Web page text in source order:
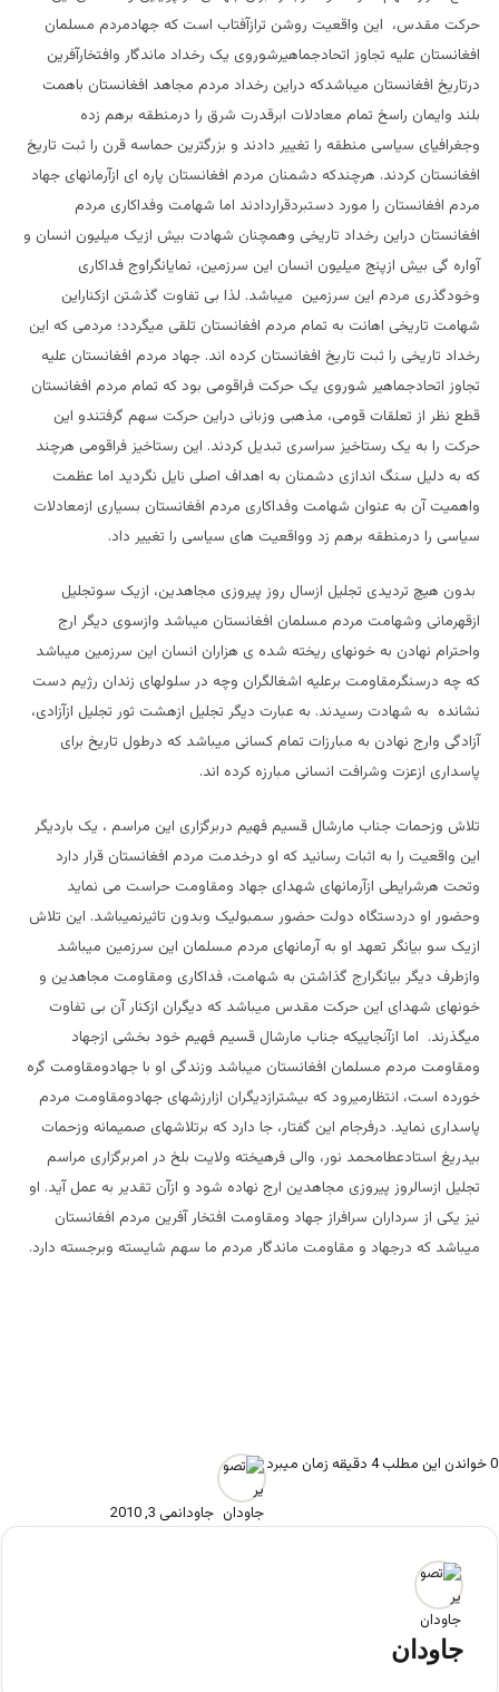
حرکت مقدس، این واقعیت روشن ترازآفتاب است که جهادمردم مسلمان
افغانستان علیه تجاوز اتحادجماهیرشوروی یک رخداد ماندگار وافتخارآفرین
درتاریخ افغانستان میباشدکه دراین رخداد مردم مجاهد افغانستان باهمت
بلند وایمان راسخ تمام معادلات ابرقدرت شرق را درمنطقه برهم زده
وجغرافیای سیاسی منطقه را تغییر دادند و بزرگترین حماسه قرن را ثبت تاریخ
افغانستان کردند. هرچندکه دشمنان مردم افغانستان پاره ای ازآرمانهای جهاد
مردم افغانستان را مورد دستبردقراردادند اما شهامت وفداکاری مردم
افغانستان دراین رخداد تاریخی وهمچنان شهادت بیش ازیک میلیون انسان و
آواره گی بیش ازپنج میلیون انسان این سرزمین، نمایانگراوج فداکاری
وخودگذری مردم این سرزمین میباشد. لذا بی تفاوت گذشتن ازکناراین
شهامت تاریخی اهانت به تمام مردم افغانستان تلقی میگردد؛ مردمی که این
رخداد تاریخی را ثبت تاریخ افغانستان کرده اند. جهاد مردم افغانستان علیه
تجاوز اتحادجماهیر شوروی یک حرکت فراقومی بود که تمام مردم افغانستان
قطع نظر از تعلقات قومی، مذهبی وزبانی دراین حرکت سهم گرفتندو این
حرکت را به یک رستاخیز سراسری تبدیل کردند. این رستاخیز فراقومی هرچند
که به دلیل سنگ اندازی دشمنان به اهداف اصلی نایل نگردید اما عظمت
واهمیت آن به عنوان شهامت وفداکاری مردم افغانستان بسیاری ازمعادلات
سیاسی را درمنطقه برهم زد وواقعیت های سیاسی را تغییر داد.
بدون هیچ تردیدی تجلیل ازسال روز پیروزی مجاهدین، ازیک سوتجلیل
ازقهرمانی وشهامت مردم مسلمان افغانستان میباشد وازسوی دیگر ارج
واحترام نهادن به خونهای ریخته شده ی هزاران انسان این سرزمین میباشد
که چه درسنگرمقاومت برعلیه اشغالگران وچه در سلولهای زندان رژیم دست
نشانده به شهادت رسیدند. به عبارت دیگر تجلیل ازهشت ثور تجلیل ازآزادی،
آزادگی وارج نهادن به مبارزات تمام کسانی میباشد که درطول تاریخ برای
پاسداری ازعزت وشرافت انسانی مبارزه کرده اند.
تلاش وزحمات جناب مارشال قسیم فهیم دربرگزاری این مراسم ، یک باردیگر
این واقعیت را به اثبات رسانید که او درخدمت مردم افغانستان قرار دارد
وتحت هرشرایطی ازآرمانهای شهدای جهاد ومقاومت حراست می نماید
وحضور او دردستگاه دولت حضور سمبولیک وبدون تاثیرنمیباشد. این تلاش
ازیک سو بیانگر تعهد او به آرمانهای مردم مسلمان این سرزمین میباشد
وازطرف دیگر بیانگرارج گذاشتن به شهامت، فداکاری ومقاومت مجاهدین و
خونهای شهدای این حرکت مقدس میباشد که دیگران ازکنار آن بی تفاوت
میگذرند. اما ازآنجاییکه جناب مارشال قسیم فهیم خود بخشی ازجهاد
ومقاومت مردم مسلمان افغانستان میباشد وزندگی او با جهادومقاومت گره
خورده است، انتظارمیرود که بیشترازدیگران ازارزشهای جهادومقاومت مردم
پاسداری نماید. درفرجام این گفتار، جا دارد که برتلاشهای صمیمانه وزحمات
بیدریغ استادعطامحمد نور، والی فرهیخته ولایت بلخ در امربرگزاری مراسم
تجلیل ازسالروز پیروزی مجاهدین ارج نهاده شود و ازآن تقدیر به عمل آید. او
نیز یکی از سرداران سرافراز جهاد ومقاومت افتخار آفرین مردم افغانستان
میباشد که درجهاد و مقاومت ماندگار مردم ما سهم شایسته وبرجسته دارد.
جاودانمی 3, 2010
0خواندن این مطلب 4 دقیقه زمان میبرد
جاودان